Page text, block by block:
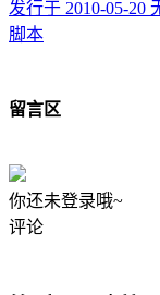
发行于 2010-05-20
脚本
留言区
你还未登录哦~
评论